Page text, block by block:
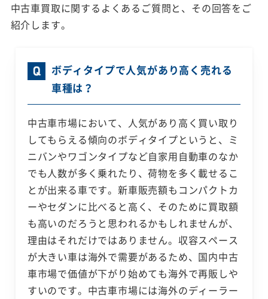
中古車買取に関するよくあるご質問と、その回答をご
紹介します。
ボディタイプで人気があり高く売れる
車種は？
中古車市場において、人気があり高く買い取り
してもらえる傾向のボディタイプというと、ミ
ニバンやワゴンタイプなど自家用自動車のなか
でも人数が多く乗れたり、荷物を多く載せるこ
とが出来る車です。新車販売額もコンパクトカ
ーやセダンに比べると高く、そのために買取額
も高いのだろうと思われるかもしれませんが、
理由はそれだけではありません。収容スペース
が大きい車は海外で需要があるため、国内中古
車市場で価値が下がり始めても海外で再販しや
すいのです。中古車市場には海外のディーラー